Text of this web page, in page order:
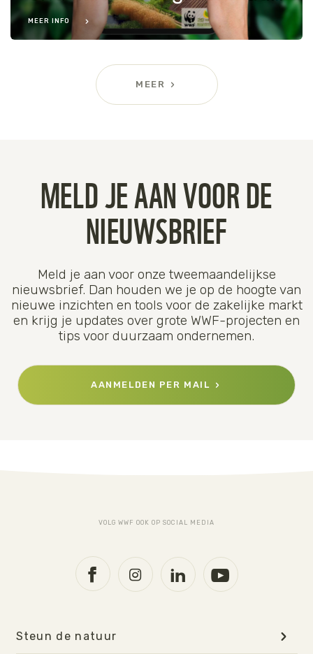
MEER INFO
MEER
MELD JE AAN VOOR DE
NIEUWSBRIEF
Meld je aan voor onze tweemaandelijkse
nieuwsbrief. Dan houden we je op de hoogte van
nieuwe inzichten en tools voor de zakelijke markt
en krijg je updates over grote WWF-projecten en
tips voor duurzaam ondernemen.
AANMELDEN PER MAIL
VOLG WWF OOK OP SOCIAL MEDIA
Steun de natuur